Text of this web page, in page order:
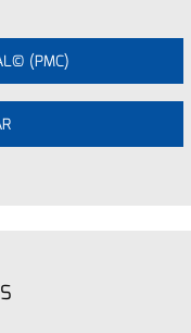
(PMC)